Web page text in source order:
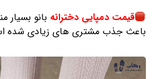
قیمت دمپایی دخترانه بانو
باعث جذب مشتری های زیادی شده